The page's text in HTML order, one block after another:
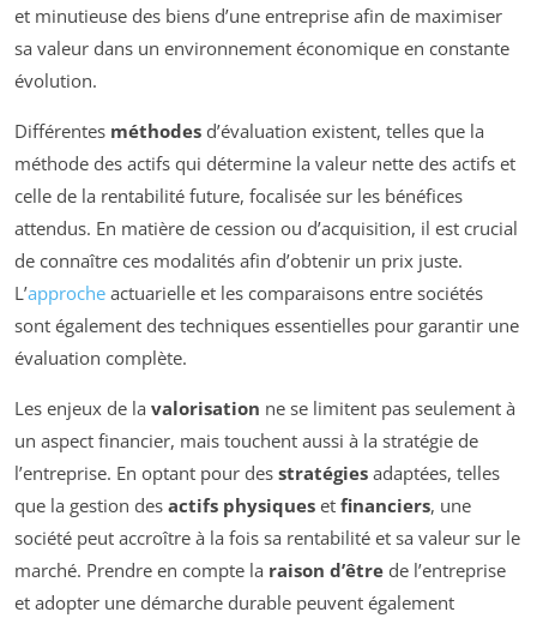
et minutieuse des biens d’une entreprise afin de maximiser
sa valeur dans un environnement économique en constante
évolution.
Différentes méthodes d’évaluation existent, telles que la
méthode des actifs qui détermine la valeur nette des actifs et
celle de la rentabilité future, focalisée sur les bénéfices
attendus. En matière de cession ou d’acquisition, il est crucial
de connaître ces modalités afin d’obtenir un prix juste.
L’approche actuarielle et les comparaisons entre sociétés
sont également des techniques essentielles pour garantir une
évaluation complète.
Les enjeux de la valorisation ne se limitent pas seulement à
un aspect financier, mais touchent aussi à la stratégie de
l’entreprise. En optant pour des stratégies adaptées, telles
que la gestion des actifs physiques et financiers, une
société peut accroître à la fois sa rentabilité et sa valeur sur le
marché. Prendre en compte la raison d’être de l’entreprise
et adopter une démarche durable peuvent également